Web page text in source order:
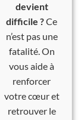
devient
difficile ?Ce
n’est pas une
fatalité. On
vous aide à
renforcer
votre cœur et
retrouver le